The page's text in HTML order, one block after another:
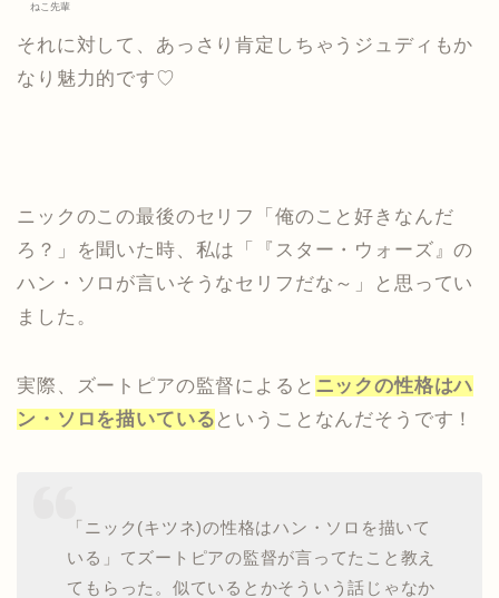
ねこ先輩
それに対して、あっさり肯定しちゃうジュディもか
なり魅力的です♡
ニックのこの最後のセリフ「俺のこと好きなんだ
ろ？」を聞いた時、私は「『スター・ウォーズ』の
ハン・ソロが言いそうなセリフだな～」と思ってい
ました。
実際、ズートピアの監督によると ニックの性格はハ
ン・ソロを描いている ということなんだそうです！
「ニック(キツネ)の性格はハン・ソロを描いて
いる」てズートピアの監督が言ってたこと教え
てもらった。似ているとかそういう話じゃなか